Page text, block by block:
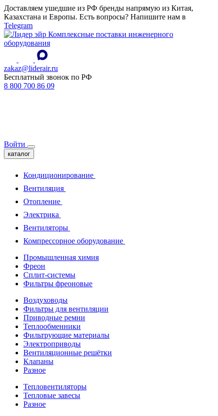
Доставляем ушедшие из РФ бренды напрямую из Китая,
Казахстана и Европы. Есть вопросы? Напишите нам в
Telegram
Комплексные поставки инженерного
оборудования
zakaz@liderair.ru
Бесплатный звонок по РФ
8 800 700 86 09
Войти
каталог
Кондиционирование
Вентиляция
Отопление
Электрика
Вентиляторы
Компрессорное оборудование
Промышленная химия
Фреон
Сплит-системы
Фильтры фреоновые
Воздуховоды
Фильтры для вентиляции
Приводные ремни
Теплообменники
Фильтрующие материалы
Электроприводы
Вентиляционные решётки
Клапаны
Разное
Тепловентиляторы
Тепловые завесы
Разное